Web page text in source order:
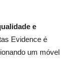
e
Evidence é
um móvel